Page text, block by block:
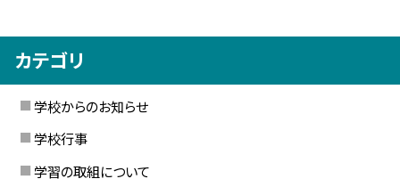
カテゴリ
学校からのお知らせ
学校行事
学習の取組について